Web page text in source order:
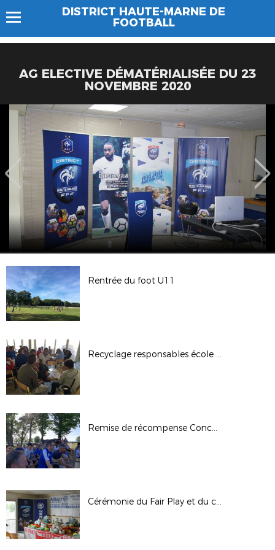
DISTRICT HAUTE-MARNE DE
FOOTBALL
AG ELECTIVE DÉMATÉRIALISÉE DU 23
NOVEMBRE 2020
Rentrée du foot U11
Recyclage responsables école de foot
Remise de récompense Concours PEF 2019/2020
Cérémonie du Fair Play et du carton vert